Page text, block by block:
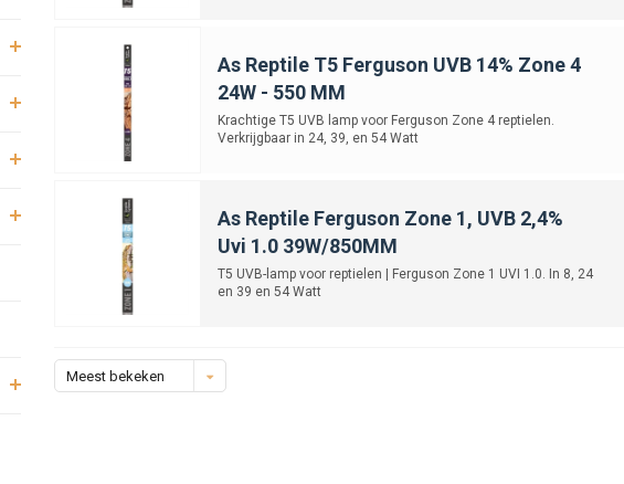
As Reptile T5 Ferguson UVB 14% Zone 4
24W - 550 MM
Krachtige T5 UVB lamp voor Ferguson Zone 4 reptielen.
Verkrijgbaar in 24, 39, en 54 Watt
As Reptile Ferguson Zone 1, UVB 2,4%
Uvi 1.0 39W/850MM
T5 UVB-lamp voor reptielen | Ferguson Zone 1 UVI 1.0. In 8, 24
en 39 en 54 Watt
Meest bekeken